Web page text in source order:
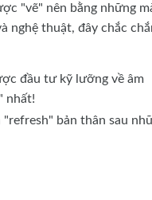
"vẽ" nên bằng những
nghệ thuật, đây chắc
đầu tư kỹ lưỡng về âm
nhất!
bản thân sau